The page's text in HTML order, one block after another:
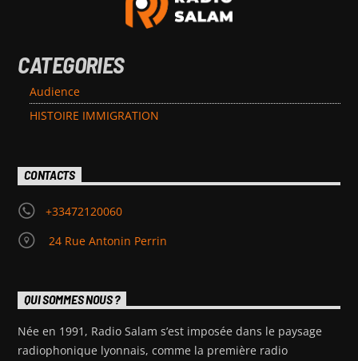
CATEGORIES
Audience
HISTOIRE IMMIGRATION
CONTACTS
+33472120060
24 Rue Antonin Perrin
QUI SOMMES NOUS ?
Née en 1991, Radio Salam s’est imposée dans le paysage
radiophonique lyonnais, comme la première radio